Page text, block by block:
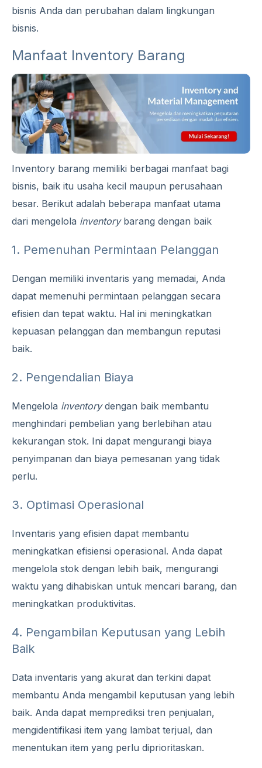
bisnis Anda dan perubahan dalam lingkungan
bisnis.
Manfaat Inventory Barang
Inventory barang memiliki berbagai manfaat bagi
bisnis, baik itu usaha kecil maupun perusahaan
besar. Berikut adalah beberapa manfaat utama
dari mengelola inventorybarang dengan baik
1. Pemenuhan Permintaan Pelanggan
Dengan memiliki inventaris yang memadai, Anda
dapat memenuhi permintaan pelanggan secara
efisien dan tepat waktu. Hal ini meningkatkan
kepuasan pelanggan dan membangun reputasi
baik.
2. Pengendalian Biaya
Mengelola inventorydengan baik membantu
menghindari pembelian yang berlebihan atau
kekurangan stok. Ini dapat mengurangi biaya
penyimpanan dan biaya pemesanan yang tidak
perlu.
3. Optimasi Operasional
Inventaris yang efisien dapat membantu
meningkatkan efisiensi operasional. Anda dapat
mengelola stok dengan lebih baik, mengurangi
waktu yang dihabiskan untuk mencari barang, dan
meningkatkan produktivitas.
4. Pengambilan Keputusan yang Lebih
Baik
Data inventaris yang akurat dan terkini dapat
membantu Anda mengambil keputusan yang lebih
baik. Anda dapat memprediksi tren penjualan,
mengidentifikasi item yang lambat terjual, dan
menentukan item yang perlu diprioritaskan.